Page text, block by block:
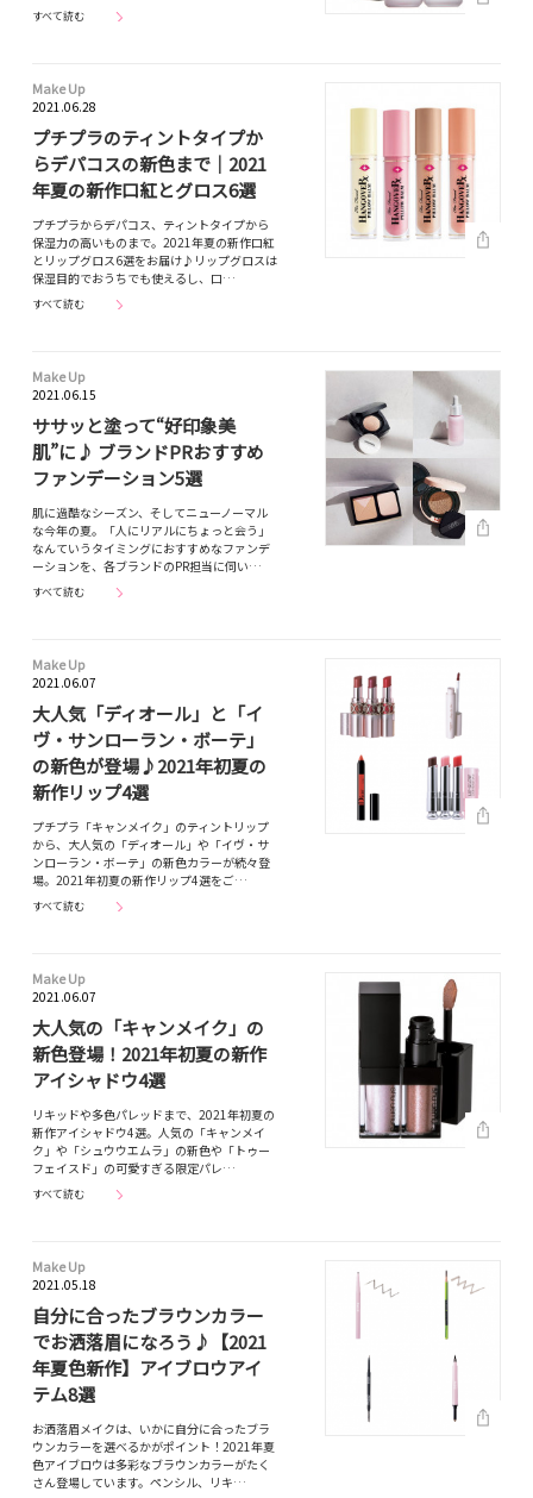
すべて読む
Make Up
2021.06.28
プチプラのティントタイプか
らデパコスの新色まで｜2021
年夏の新作口紅とグロス6選
プチプラからデパコス、ティントタイプから
保湿力の高いものまで。2021年夏の新作口紅
とリップグロス6選をお届け♪リップグロスは
保湿目的でおうちでも使えるし、口…
すべて読む
Make Up
2021.06.15
ササッと塗って“好印象美
肌”に♪ ブランドPRおすすめ
ファンデーション5選
肌に過酷なシーズン、そしてニューノーマル
な今年の夏。「人にリアルにちょっと会う」
なんていうタイミングにおすすめなファンデ
ーションを、各ブランドのPR担当に伺い…
すべて読む
Make Up
2021.06.07
大人気「ディオール」と「イ
ヴ・サンローラン・ボーテ」
の新色が登場♪2021年初夏の
新作リップ4選
プチプラ「キャンメイク」のティントリップ
から、大人気の「ディオール」や「イヴ・サ
ンローラン・ボーテ」の新色カラーが続々登
場。2021年初夏の新作リップ4選をご…
すべて読む
Make Up
2021.06.07
大人気の「キャンメイク」の
新色登場！2021年初夏の新作
アイシャドウ4選
リキッドや多色パレッドまで、2021年初夏の
新作アイシャドウ4選。人気の「キャンメイ
ク」や「シュウウエムラ」の新色や「トゥー
フェイスド」の可愛すぎる限定パレ…
すべて読む
Make Up
2021.05.18
自分に合ったブラウンカラー
でお洒落眉になろう♪【2021
年夏色新作】アイブロウアイ
テム8選
お洒落眉メイクは、いかに自分に合ったブラ
ウンカラーを選べるかがポイント！2021年夏
色アイブロウは多彩なブラウンカラーがたく
さん登場しています。ペンシル、リキ…